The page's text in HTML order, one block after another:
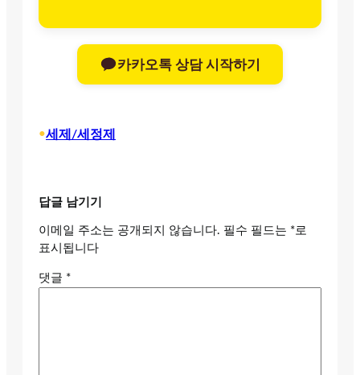
카카오톡 상담 시작하기
•세제/세정제
답글 남기기
이메일 주소는 공개되지 않습니다. 필수 필드는 *로
표시됩니다
댓글 *